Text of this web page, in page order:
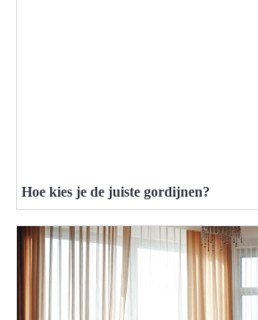
Hoe kies je de juiste gordijnen?